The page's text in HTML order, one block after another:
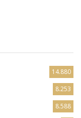
14.880
8.253
8.588